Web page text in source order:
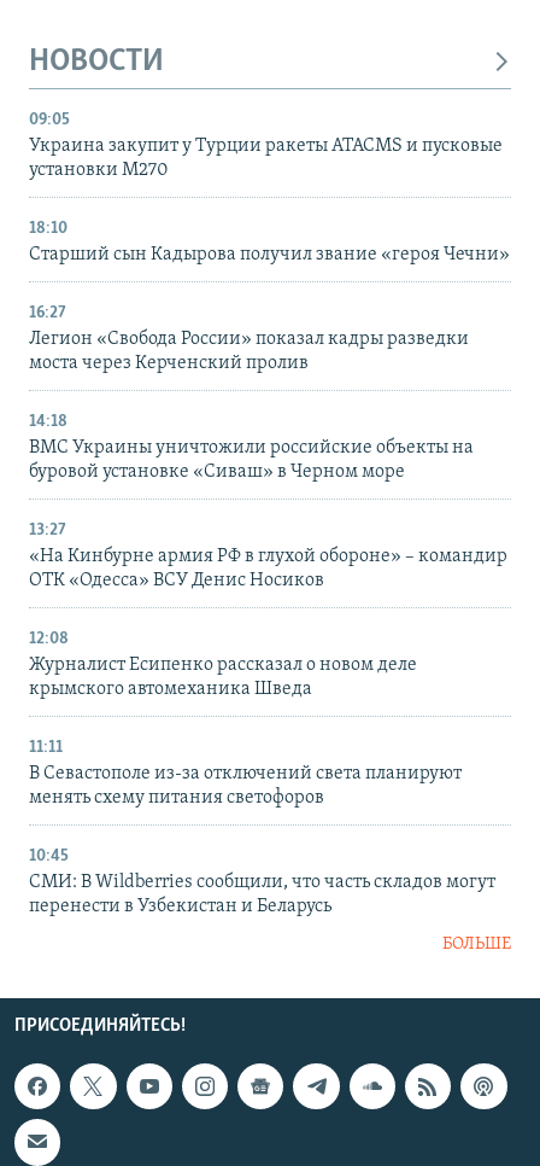
НОВОСТИ
09:05
Украина закупит у Турции ракеты ATACMS и пусковые
установки M270
18:10
Старший сын Кадырова получил звание «героя Чечни»
16:27
Легион «Свобода России» показал кадры разведки
моста через Керченский пролив
14:18
ВМС Украины уничтожили российские объекты на
буровой установке «Сиваш» в Черном море
13:27
«На Кинбурне армия РФ в глухой обороне» – командир
ОТК «Одесса» ВСУ Денис Носиков
12:08
Журналист Есипенко рассказал о новом деле
крымского автомеханика Шведа
11:11
В Севастополе из-за отключений света планируют
менять схему питания светофоров
10:45
СМИ: В Wildberries сообщили, что часть складов могут
перенести в Узбекистан и Беларусь
БОЛЬШЕ
ПРИСОЕДИНЯЙТЕСЬ!